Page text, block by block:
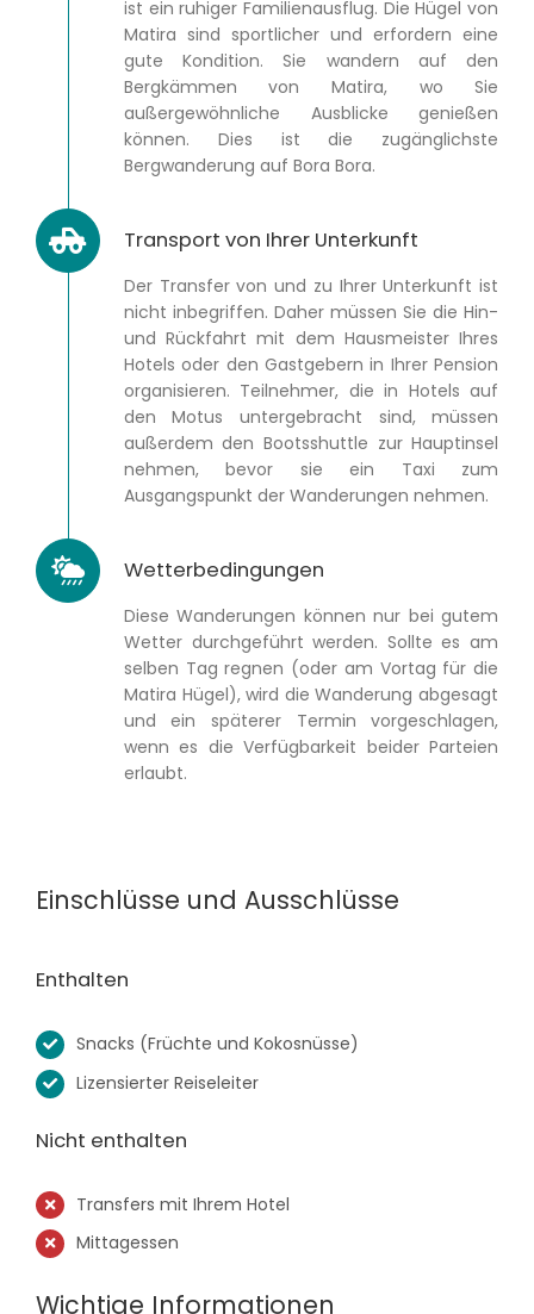
ist ein ruhiger Familienausflug. Die Hügel von
Matira sind sportlicher und erfordern eine
gute Kondition. Sie wandern auf den
Bergkämmen von Matira, wo Sie
außergewöhnliche Ausblicke genießen
können. Dies ist die zugänglichste
Bergwanderung auf Bora Bora.
Transport von Ihrer Unterkunft
Der Transfer von und zu Ihrer Unterkunft ist
nicht inbegriffen. Daher müssen Sie die Hin-
und Rückfahrt mit dem Hausmeister Ihres
Hotels oder den Gastgebern in Ihrer Pension
organisieren. Teilnehmer, die in Hotels auf
den Motus untergebracht sind, müssen
außerdem den Bootsshuttle zur Hauptinsel
nehmen, bevor sie ein Taxi zum
Ausgangspunkt der Wanderungen nehmen.
Wetterbedingungen
Diese Wanderungen können nur bei gutem
Wetter durchgeführt werden. Sollte es am
selben Tag regnen (oder am Vortag für die
Matira Hügel), wird die Wanderung abgesagt
und ein späterer Termin vorgeschlagen,
wenn es die Verfügbarkeit beider Parteien
erlaubt.
Einschlüsse und Ausschlüsse
Enthalten
Snacks (Früchte und Kokosnüsse)
Lizensierter Reiseleiter
Nicht enthalten
Transfers mit Ihrem Hotel
Mittagessen
Wichtige Informationen